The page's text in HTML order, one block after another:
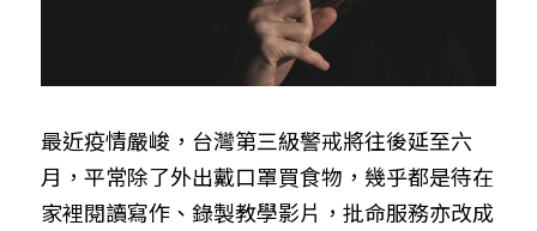
最近疫情嚴峻，台灣第三級警戒將往後延至六
月，平常除了外出戴口罩買食物，幾乎都是待在
家裡閱讀寫作、錄製教學影片，批命服務亦改成